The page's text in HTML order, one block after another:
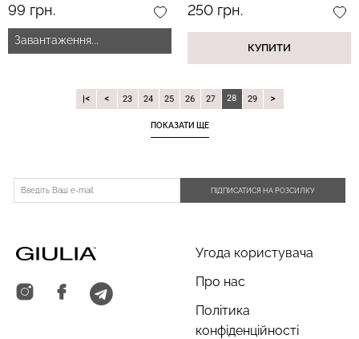
99 грн.
Завантаження...
250 грн.
КУПИТИ
ПОКАЗАТИ ЩЕ
| 23 24 25 26 27 28 29
ПІДПИСАТИСЯ НА РОЗСИЛКУ
Угода користувача
Про нас
Політика
конфіденційності